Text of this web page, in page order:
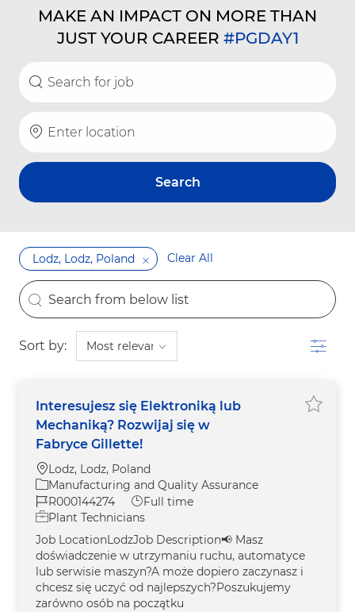
MAKE AN IMPACT ON MORE THAN
JUST YOUR CAREER #PGDAY1
Search
Lodz, Lodz, Poland Clear All
the results are updated
Search from below list
Sort by: Filter
Interesujesz się Elektroniką lub
Mechaniką? Rozwijaj się w
Fabryce Gillette!
Location
Lodz, Lodz, Poland
Category
Manufacturing and Quality Assurance
Job Id
R000144274 Job Type
Full time
Plant Technicians
Job LocationLodzJob Description📢 Masz
doświadczenie w utrzymaniu ruchu, automatyce
lub serwisie maszyn?A może dopiero zaczynasz i
chcesz się uczyć od najlepszych?Poszukujemy
zarówno osób na początku
Save